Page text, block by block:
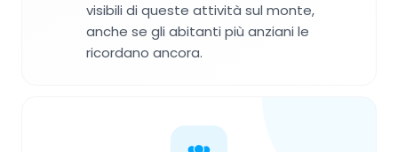
visibili di queste attività sul monte,
anche se gli abitanti più anziani le
ricordano ancora.